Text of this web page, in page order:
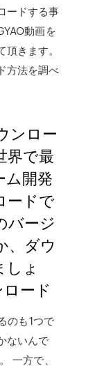
ードする事
動画を
きます。
方法を調べ
ンロー
界で最
ム開発
ードで
バージ
、ダウ
ょ
ード
のも1つで
ないんで
一方で、